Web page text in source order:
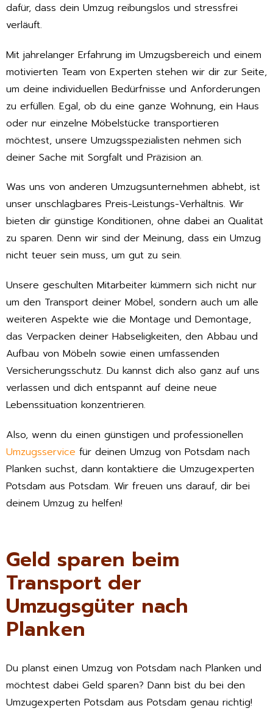
dafür, dass dein Umzug reibungslos und stressfrei
verläuft.
Mit jahrelanger Erfahrung im Umzugsbereich und einem
motivierten Team von Experten stehen wir dir zur Seite,
um deine individuellen Bedürfnisse und Anforderungen
zu erfüllen. Egal, ob du eine ganze Wohnung, ein Haus
oder nur einzelne Möbelstücke transportieren
möchtest, unsere Umzugsspezialisten nehmen sich
deiner Sache mit Sorgfalt und Präzision an.
Was uns von anderen Umzugsunternehmen abhebt, ist
unser unschlagbares Preis-Leistungs-Verhältnis. Wir
bieten dir günstige Konditionen, ohne dabei an Qualität
zu sparen. Denn wir sind der Meinung, dass ein Umzug
nicht teuer sein muss, um gut zu sein.
Unsere geschulten Mitarbeiter kümmern sich nicht nur
um den Transport deiner Möbel, sondern auch um alle
weiteren Aspekte wie die Montage und Demontage,
das Verpacken deiner Habseligkeiten, den Abbau und
Aufbau von Möbeln sowie einen umfassenden
Versicherungsschutz. Du kannst dich also ganz auf uns
verlassen und dich entspannt auf deine neue
Lebenssituation konzentrieren.
Also, wenn du einen günstigen und professionellen
Umzugsservice für deinen Umzug von Potsdam nach
Planken suchst, dann kontaktiere die Umzugexperten
Potsdam aus Potsdam. Wir freuen uns darauf, dir bei
deinem Umzug zu helfen!
Geld sparen beim
Transport der
Umzugsgüter nach
Planken
Du planst einen Umzug von Potsdam nach Planken und
möchtest dabei Geld sparen? Dann bist du bei den
Umzugexperten Potsdam aus Potsdam genau richtig!